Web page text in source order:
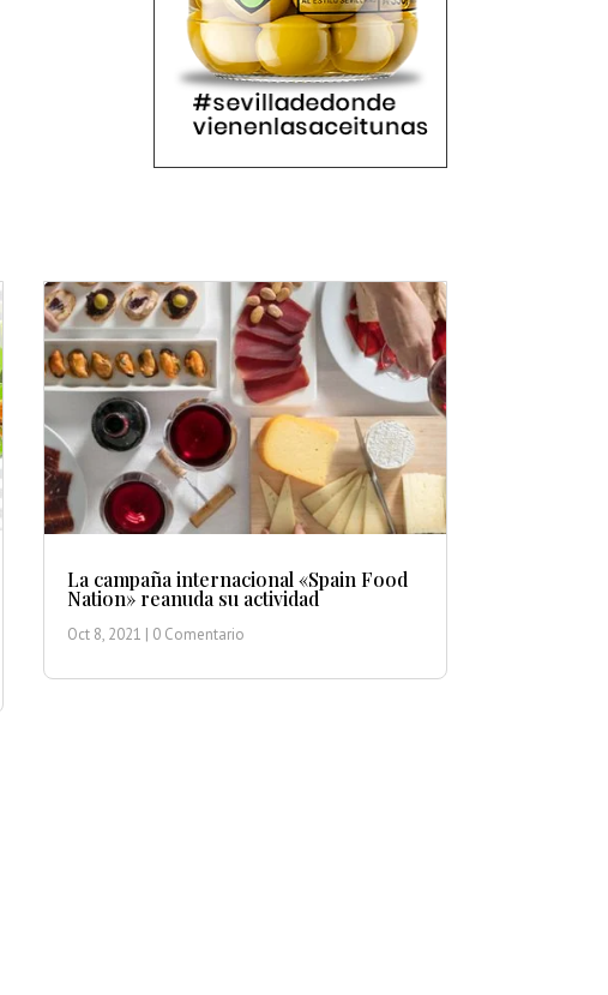
La campaña internacional «Spain Food
Nation» reanuda su actividad
Oct 8, 2021 | 0 Comentario